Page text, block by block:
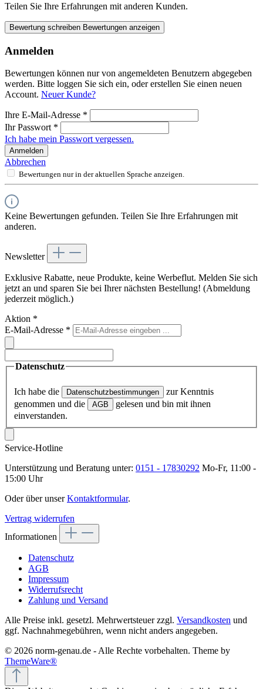
Teilen Sie Ihre Erfahrungen mit anderen Kunden.
Bewertung schreiben Bewertungen anzeigen
Anmelden
Bewertungen können nur von angemeldeten Benutzern abgegeben
werden. Bitte loggen Sie sich ein, oder erstellen Sie einen neuen
Account. Neuer Kunde?
Ihre E-Mail-Adresse *
Ihr Passwort *
Ich habe mein Passwort vergessen.
Anmelden
Abbrechen
Bewertungen nur in der aktuellen Sprache anzeigen.
Keine Bewertungen gefunden. Teilen Sie Ihre Erfahrungen mit
anderen.
Newsletter
Exklusive Rabatte, neue Produkte, keine Werbeflut. Melden Sie sich
jetzt an und sparen Sie bei Ihrer nächsten Bestellung! (Abmeldung
jederzeit möglich.)
Aktion *
E-Mail-Adresse *
Datenschutz
Ich habe die Datenschutzbestimmungen
zur Kenntnis
genommen und die
AGB
gelesen und bin mit ihnen
einverstanden.
Service-Hotline
Unterstützung und Beratung unter: 0151 - 17830292 Mo-Fr, 11:00 -
15:00 Uhr
Oder über unserKontaktformular.
Vertrag widerrufen
Informationen
Datenschutz
AGB
Impressum
Widerrufsrecht
Zahlung und Versand
Alle Preise inkl. gesetzl. Mehrwertsteuer zzgl. Versandkosten und
ggf. Nachnahmegebühren, wenn nicht anders angegeben.
© 2026 norm-genau.de - Alle Rechte vorbehalten. Theme by
ThemeWare®